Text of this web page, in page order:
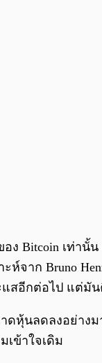
ง Bitcoin เท่านั้
าก Bruno
สอีกต่อไป แต่มั
ดหุ้นลดลงอย่าง
เข้าใจเดิม